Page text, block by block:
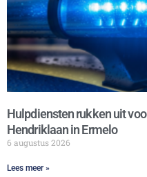
Hulpdiensten rukken uit
Hendriklaan in Ermelo
6 augustus 2026
Lees meer »